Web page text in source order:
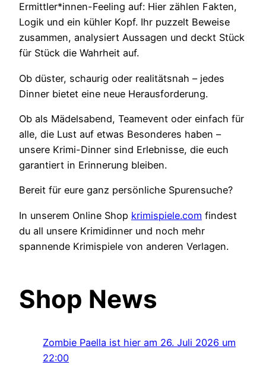
Ermittler*innen-Feeling auf: Hier zählen Fakten,
Logik und ein kühler Kopf. Ihr puzzelt Beweise
zusammen, analysiert Aussagen und deckt Stück
für Stück die Wahrheit auf.
Ob düster, schaurig oder realitätsnah – jedes
Dinner bietet eine neue Herausforderung.
Ob als Mädelsabend, Teamevent oder einfach für
alle, die Lust auf etwas Besonderes haben –
unsere Krimi-Dinner sind Erlebnisse, die euch
garantiert in Erinnerung bleiben.
Bereit für eure ganz persönliche Spurensuche?
In unserem Online Shop krimispiele.com findest
du all unsere Krimidinner und noch mehr
spannende Krimispiele von anderen Verlagen.
Shop News
Zombie Paella ist hier am 26. Juli 2026 um
22:00